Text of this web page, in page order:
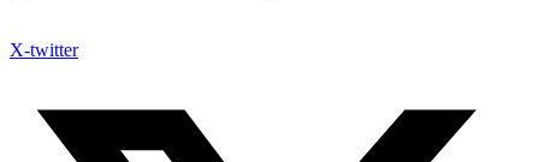
X-twitter